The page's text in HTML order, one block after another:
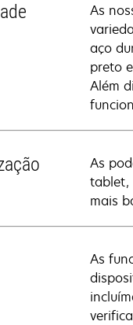
As
aço
preto
Além
As
tablet,
mais
As